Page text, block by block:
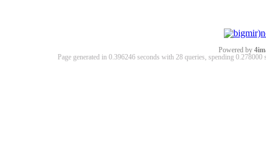
Powered by
Page generated in 0.396246 seconds with 28 queries, spending